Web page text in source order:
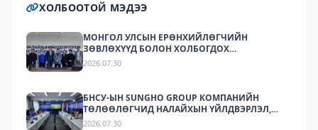
ХОЛБООТОЙ МЭДЭЭ
МОНГОЛ УЛСЫН ЕРӨНХИЙЛӨГЧИЙН
ЗӨВЛӨХҮҮД БОЛОН ХОЛБОГДОХ
БАЙГУУЛЛАГУУДЫН ТӨЛӨӨЛӨЛ НАЛАЙХЫН
2026.07.30
БНСУ-ЫН SUNGHO GROUP КОМПАНИЙН
ТӨЛӨӨЛӨГЧИД НАЛАЙХЫН ҮЙЛДВЭРЛЭЛ,
ТЕХНОЛОГИЙН ПАРКТ АЖИЛЛАЛАА.
2026.07.30